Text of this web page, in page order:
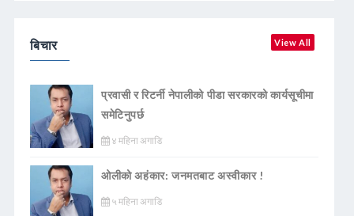
बिचार View All
प्रवासी र रिटर्नी नेपालीको पीडा सरकारको कार्यसूचीमा
समेटिनुपर्छ
४ महिना अगाडि
ओलीको अहंकार: जनमतबाट अस्वीकार !
५ महिना अगाडि